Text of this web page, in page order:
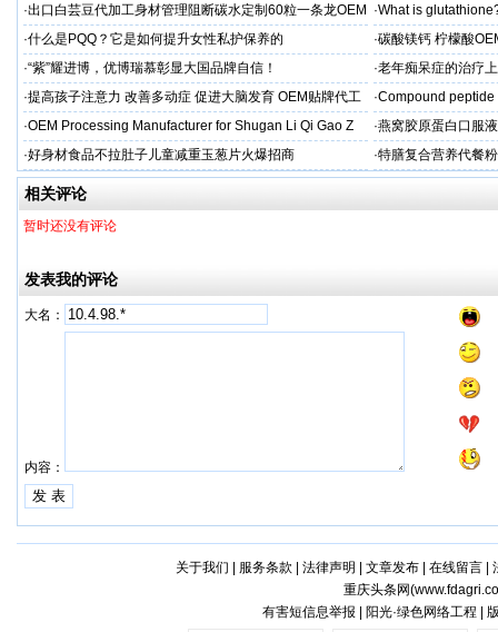
糟心！看完这篇再开工
·出口白芸豆代加工身材管理阻断碳水定制60粒一条龙OEM
贴牌
·What is
·什么是PQQ？它是如何提升女性私护保养的 ·碳酸镁钙 柠檬酸
制
·“紫”耀进博，优博瑞慕彰显大国品牌自信！ ·老年痴呆症的治疗
吻合术)
·提高孩子注意力 改善多动症 促进大脑发育 OEM贴牌代工 ·Compound
·OEM Processing Manufacturer for Shugan Li Qi Gao Z ·燕窝胶原蛋白口服
牌
·好身材食品不拉肚子儿童减重玉葱片火爆招商 ·特膳复合营养代餐
牌代工
相关评论
暂时还没有评论
发表我的评论
大名：
内容：
关于我们 服务条款 法律声明 文章发布| 在线留言|
重庆头条网(
有害短信息举报 | 阳光·绿色网络工程 |